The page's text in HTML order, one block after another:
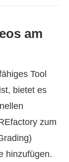
am
Tool
bietet es
zum
hinzufügen.